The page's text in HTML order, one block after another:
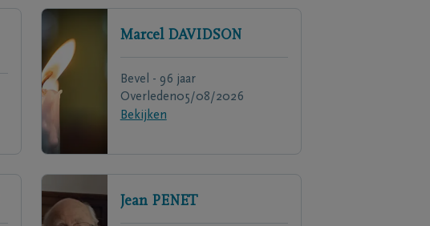
Marcel DAVIDSON
Bevel - 96 jaar
Overleden05/08/2026
Bekijken
Jean PENET